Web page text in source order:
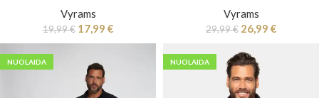
Vyrams
19,99€ 17,99 €
Vyrams
29,99€ 26,99 €
NUOLAIDA NUOLAIDA